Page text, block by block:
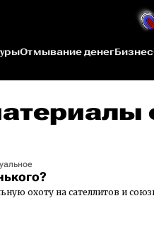
Отмывание денегБизнес
охоту на сателлитов и